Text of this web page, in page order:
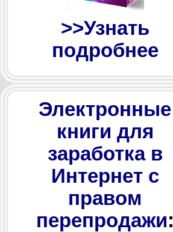
>>Узнать
подробнее
Электронные
книги для
заработка в
Интернет с
правом
перепродажи: